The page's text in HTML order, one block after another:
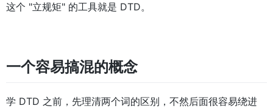
这个 "立规矩" 的工具就是 DTD。
一个容易搞混的概念
学 DTD 之前，先理清两个词的区别，不然后面很容易绕进